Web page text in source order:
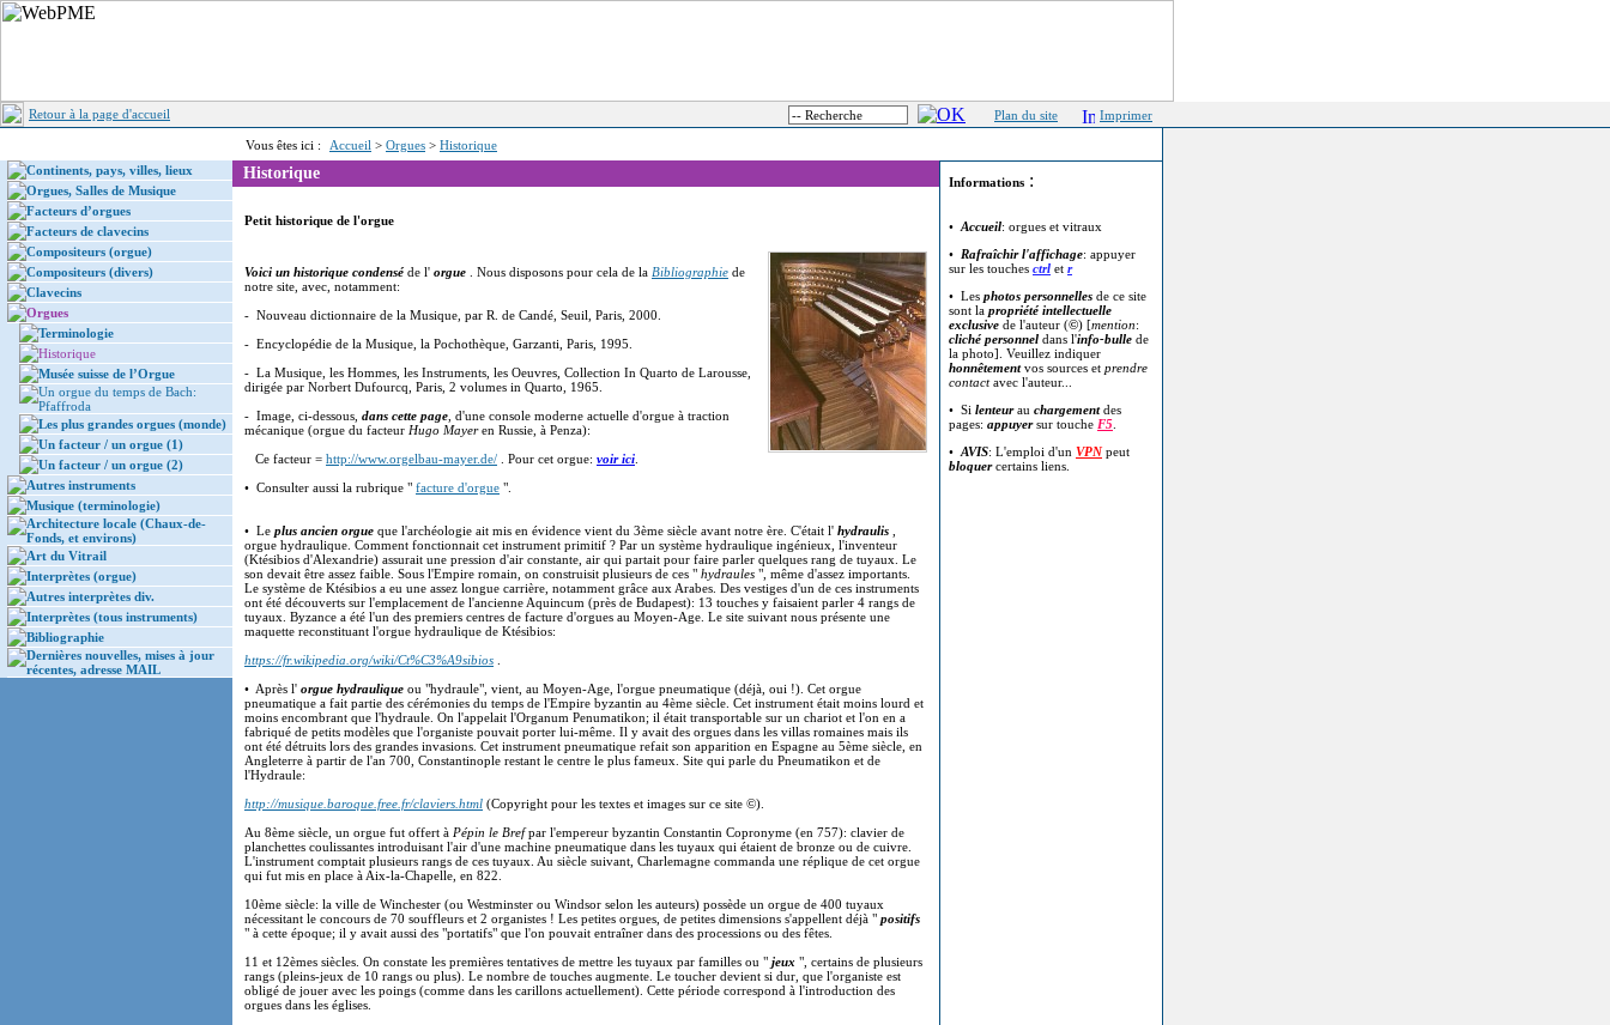
Retour à la page d'accueil Plan du site Imprimer
Vous êtes ici : Accueil > Orgues > Historique
Continents, pays, villes, lieux
Orgues, Salles de Musique
Facteurs d’orgues
Facteurs de clavecins
Compositeurs (orgue)
Compositeurs (divers)
Clavecins
Orgues
Terminologie
Historique
Musée suisse de l’Orgue
Un orgue du temps de Bach:
Pfaffroda
Les plus grandes orgues (monde)
Un facteur / un orgue (1)
Un facteur / un orgue (2)
Autres instruments
Musique (terminologie)
Architecture locale (Chaux-de-
Fonds, et environs)
Art du Vitrail
Interprètes (orgue)
Autres interprètes div.
Interprètes (tous instruments)
Bibliographie
Dernières nouvelles, mises à jour
récentes, adresse MAIL
Historique
Petit historique de l'orgue
Voici un historique condensé de l' orgue . Nous disposons pour cela de la Bibliographie de
notre site, avec, notamment:
- Nouveau dictionnaire de la Musique, par R. de Candé, Seuil, Paris, 2000.
- Encyclopédie de la Musique, la Pochothèque, Garzanti, Paris, 1995.
- La Musique, les Hommes, les Instruments, les Oeuvres, Collection In Quarto de Larousse,
dirigée par Norbert Dufourcq, Paris, 2 volumes in Quarto, 1965.
- Image, ci-dessous, dans cette page , d'une console moderne actuelle d'orgue à traction
mécanique (orgue du facteur Hugo Mayeren Russie, à Penza):
Ce facteur = http://www.orgelbau-mayer.de/ . Pour cet orgue: voir ici
• Consulter aussi la rubrique " facture d'orgue ".
• Le plus ancien orgue que l'archéologie ait mis en évidence vient du 3ème siècle avant notre ère. C'était l' hydraulis
orgue hydraulique. Comment fonctionnait cet instrument primitif ? Par un système hydraulique ingénieux, l'inventeur
(Ktésibios d'Alexandrie) assurait une pression d'air constante, air qui partait pour faire parler quelques rang de tuyaux. Le
son devait être assez faible. Sous l'Empire romain, on construisit plusieurs de ces " hydraules ", même d'assez importants.
Le système de Ktésibios a eu une assez longue carrière, notamment grâce aux Arabes. Des vestiges d'un de ces instruments
ont été découverts sur l'emplacement de l'ancienne Aquincum (près de Budapest): 13 touches y faisaient parler 4 rangs de
tuyaux. Byzance a été l'un des premiers centres de facture d'orgues au Moyen-Age. Le site suivant nous présente une
maquette reconstituant l'orgue hydraulique de Ktésibios:
https://fr.wikipedia.org/wiki/Ct%C3%A9sibios
• Après l' orgue hydraulique ou "hydraule", vient, au Moyen-Age, l'orgue pneumatique (déjà, oui !). Cet orgue
pneumatique a fait partie des cérémonies du temps de l'Empire byzantin au 4ème siècle. Cet instrument était moins lourd et
moins encombrant que l'hydraule. On l'appelait l'Organum Penumatikon; il était transportable sur un chariot et l'on en a
fabriqué de petits modèles que l'organiste pouvait porter lui-même. Il y avait des orgues dans les villas romaines mais ils
ont été détruits lors des grandes invasions. Cet instrument pneumatique refait son apparition en Espagne au 5ème siècle, en
Angleterre à partir de l'an 700, Constantinople restant le centre le plus fameux. Site qui parle du Pneumatikon et de
l'Hydraule:
http://musique.baroque.free.fr/claviers.html (Copyright pour les textes et images sur ce site ©).
Au 8ème siècle, un orgue fut offert à Pépin le Brefpar l'empereur byzantin Constantin Copronyme (en 757): clavier de
planchettes coulissantes introduisant l'air d'une machine pneumatique dans les tuyaux qui étaient de bronze ou de cuivre.
L'instrument comptait plusieurs rangs de ces tuyaux. Au siècle suivant, Charlemagne commanda une réplique de cet orgue
qui fut mis en place à Aix-la-Chapelle, en 822.
10ème siècle: la ville de Winchester (ou Westminster ou Windsor selon les auteurs) possède un orgue de 400 tuyaux
nécessitant le concours de 70 souffleurs et 2 organistes ! Les petites orgues, de petites dimensions s'appellent déjà " positifs
" à cette époque; il y avait aussi des "portatifs" que l'on pouvait entraîner dans des processions ou des fêtes.
11 et 12èmes siècles. On constate les premières tentatives de mettre les tuyaux par familles ou " jeux ", certains de plusieurs
rangs (pleins-jeux de 10 rangs ou plus). Le nombre de touches augmente. Le toucher devient si dur, que l'organiste est
obligé de jouer avec les poings (comme dans les carillons actuellement). Cette période correspond à l'introduction des
orgues dans les églises.
Informations :
• Accueil: orgues et vitraux
• Rafraîchir l'affichage: appuyer
sur les touches ctrl et r
• Les photos personnelles de ce site
sont la propriété intellectuelle
exclusive de l'auteur (©) [mention:
cliché personnel dans l'info-bulle de
la photo]. Veuillez indiquer
honnêtementvos sources et prendre
contactavec l'auteur...
• Si lenteurau chargementdes
pages: appuyersur touche F5
• AVIS: L'emploi d'un VPNpeut
bloquercertains liens.